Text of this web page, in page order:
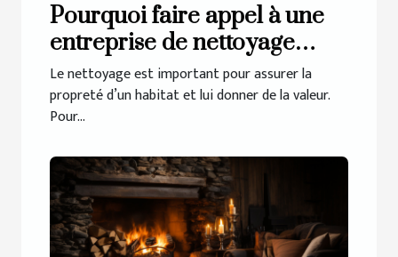
Pourquoi faire appel à une
entreprise de nettoyage
pour votre habitat ?
Le nettoyage est important pour assurer la
propreté d’un habitat et lui donner de la valeur.
Pour...